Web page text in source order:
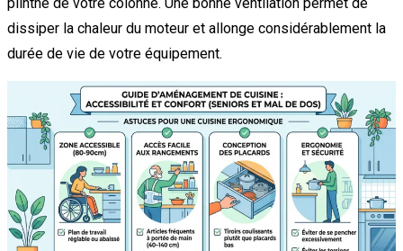
dissiper la chaleur du moteur et allonge considérablement la
durée de vie de votre équipement.